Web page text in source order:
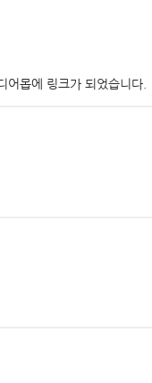
어몹에 링크가 되었습니다.